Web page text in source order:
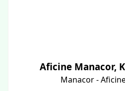
Aficine Manacor,
Manacor -